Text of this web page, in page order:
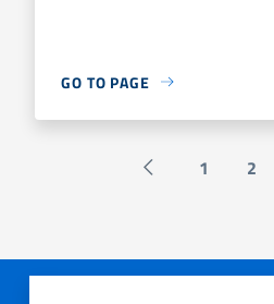
GO TO PAGE
Pagina precedente
1 2